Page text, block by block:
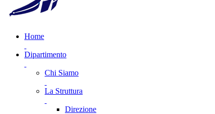
Home
Dipartimento
Chi Siamo
La Struttura
Direzione